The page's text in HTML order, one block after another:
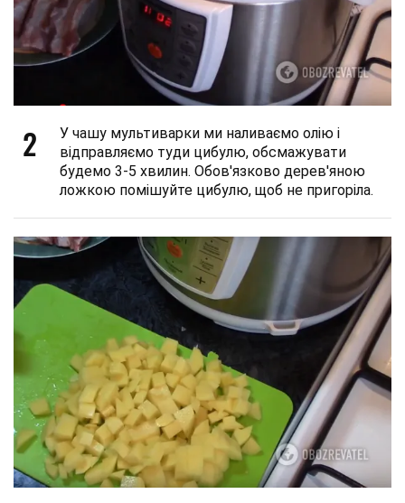
2
У чашу мультиварки ми наливаємо олію і
відправляємо туди цибулю, обсмажувати
будемо 3-5 хвилин. Обов'язково дерев'яною
ложкою помішуйте цибулю, щоб не пригоріла.